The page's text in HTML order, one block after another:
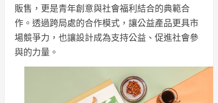
販售，更是青年創意與社會福利結合的典範合
作。透過跨局處的合作模式，讓公益產品更具市
場競爭力，也讓設計成為支持公益、促進社會參
與的力量。